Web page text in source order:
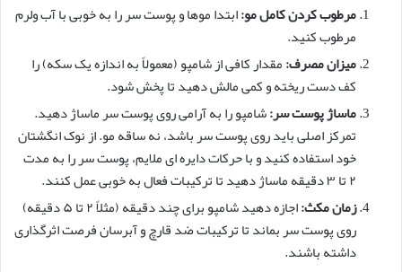
مرطوب کردن کامل مو:ابتدا موها و پوست سر را به خوبی با آب ولرم
مرطوب کنید.
میزان مصرف:مقدار کافی از شامپو (معمولاً به اندازه یک سکه) را
کف دست ریخته و کمی مالش دهید تا پخش شود.
ماساژ پوست سر:شامپو را به آرامی روی پوست سر ماساژ دهید.
تمرکز اصلی باید روی پوست سر باشد، نه ساقه مو. از نوک انگشتان
خود استفاده کنید و با حرکات دایره ای ملایم، پوست سر را به مدت
۲ تا ۳ دقیقه ماساژ دهید تا ترکیبات فعال به خوبی عمل کنند.
زمان مکث:
اجازه دهید شامپو برای چند دقیقه (مثلاً ۲ تا ۵ دقیقه)
روی پوست سر بماند تا ترکیبات ضد قارچ و آبرسان فرصت اثرگذاری
داشته باشند.